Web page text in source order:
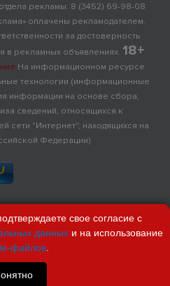
рекламы: 8 (3452) 69-98-08
оплачены рекламодателем.
за достоверность
рекламных объявлениях. 18+
На информационном ресурсе
технологии (информационные
информации на основе сбора,
сведений, относящихся к
сети "Интернет", находящихся на
Федерации)
свое согласие с
данныхи на использование
файлов.